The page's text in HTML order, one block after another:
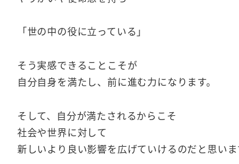
「世の中の役に立っている」
そう実感できることこそが
自分自身を満たし、前に進む力になります。
そして、自分が満たされるからこそ
社会や世界に対して
新しいより良い影響を広げていけるのだと思いま